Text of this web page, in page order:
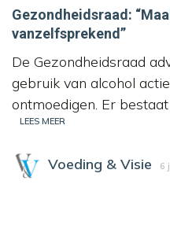
Gezondheidsraad:
vanzelfsprekend”
De Gezondheidsraad
gebruik van alcohol
ontmoedigen. Er
LEES MEER
Voeding & Visie 6